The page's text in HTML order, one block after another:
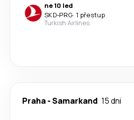
ne 10 led
SKD-PRG· 1 přestup
Turkish Airlines
Praha-Samarkand 15 dni